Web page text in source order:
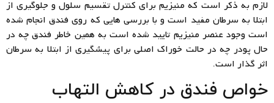
لازم به ذکر است که منیزیم برای کنترل تقسیم سلول و جلوگیری از
ابتلا به سرطان مفید است و با بررسی هایی که روی فندق انجام شده
است وجود عنصر منیزیم تایید شده است به همین خاطر فندق چه در
حال پودر چه در حالت خوراک اصلی برای پیشگیری از ابتلا به سرطان
اثر گذار است.
خواص فندق در کاهش التهاب